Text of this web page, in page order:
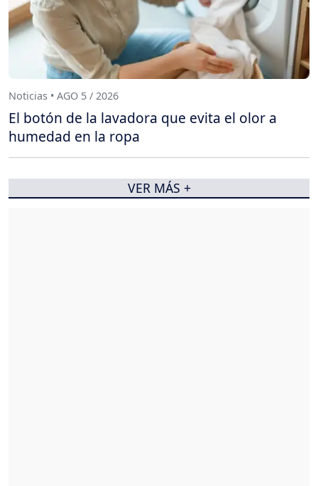
Noticias • AGO 5 / 2026
El botón de la lavadora que evita el olor a
humedad en la ropa
VER MÁS +